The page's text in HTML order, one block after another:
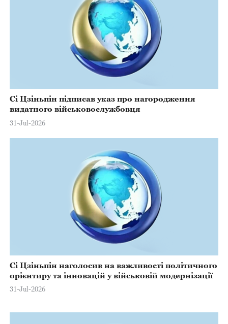
Сі Цзіньпін підписав указ про нагородження
видатного військовослужбовця
31-Jul-2026
Сі Цзіньпін наголосив на важливості політичного
орієнтиру та інновацій у військовій модернізації
31-Jul-2026